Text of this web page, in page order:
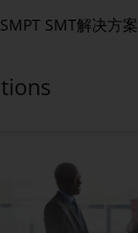
SMT解决方案